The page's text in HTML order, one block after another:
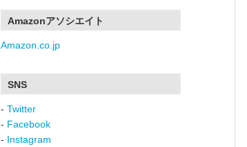
Amazonアソシエイト
Amazon.co.jp
SNS
- Twitter
- Facebook
- Instagram